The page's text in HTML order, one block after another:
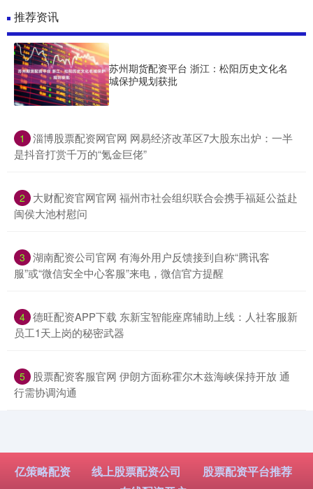
推荐资讯
苏州期货配资平台 浙江：松阳历史文化名
城保护规划获批
1
​淄博股票配资网官网 网易经济改革区7大股东出炉：一半
是抖音打赏千万的“氪金巨佬”
2
​大财配资官网官网 福州市社会组织联合会携手福延公益赴
闽侯大池村慰问
3 ​湖南配资公司官网 有海外用户反馈接到自称“腾讯客
服”或“微信安全中心客服”来电，微信官方提醒
4 ​德旺配资APP下载 东新宝智能座席辅助上线：人社客服新
员工1天上岗的秘密武器
5 ​股票配资客服官网 伊朗方面称霍尔木兹海峡保持开放 通
行需协调沟通
亿策略配资 线上股票配资公司
股票配资平台推荐